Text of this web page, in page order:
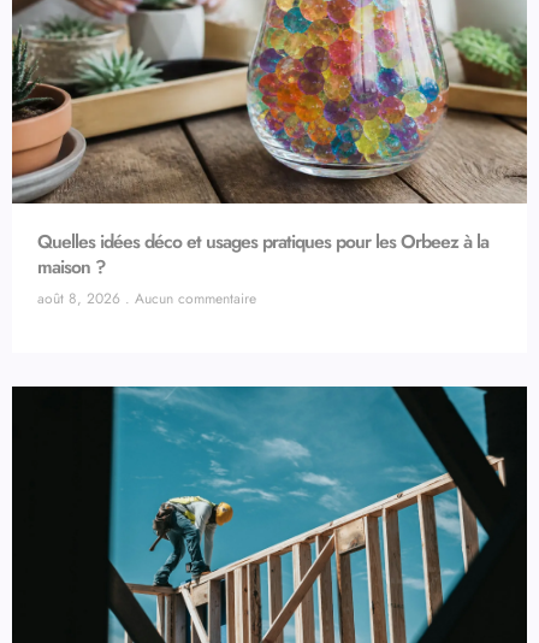
Quelles idées déco et usages pratiques pour les Orbeez à la
maison ?
août 8, 2026 Aucun commentaire